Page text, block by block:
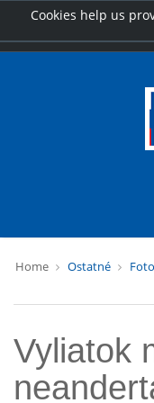
Cookies help us
Home Ostatné
Vyliatok